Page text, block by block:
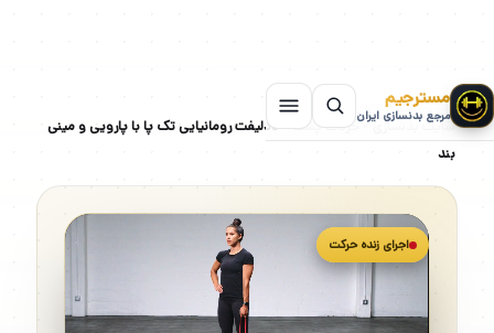
مسترجیم
مرجع بدنسازی ایران
سایت بدنسازی»حرکات پشت»ددلیفت رومانیایی تک پا با پارویی و مینی
بند
اجرای زنده حرکت